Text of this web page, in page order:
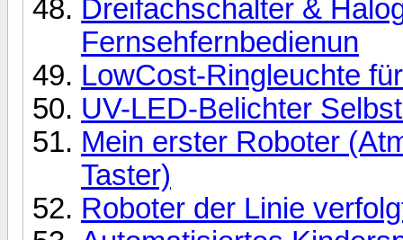
Dreifachschalter &
Fernsehfernbedienun
LowCost-Ringleuchte
UV-LED-Belichter
Mein erster Roboter
Taster)
Roboter der Linie